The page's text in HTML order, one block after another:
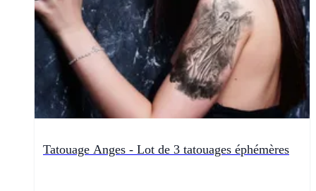
Tatouage Anges - Lot de 3 tatouages éphémères